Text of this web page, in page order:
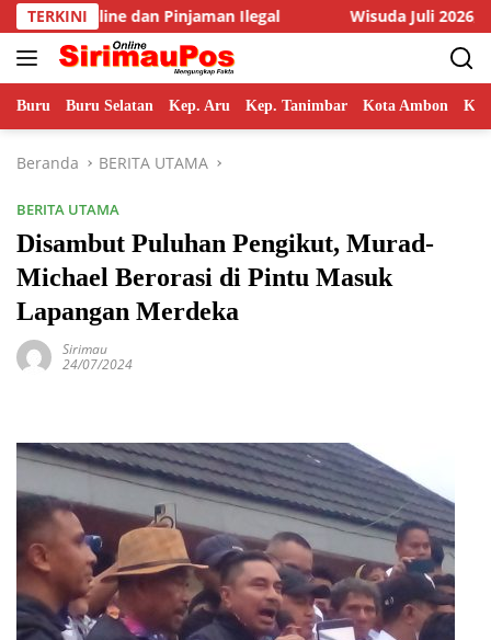
Langsung
ke
konten
TERKINI
Ilegal Wisuda Juli 2026, Rektor Unpatti
Buru Buru Selatan Kep. Aru Kep. Tanimbar Kota Ambon
Beranda BERITA UTAMA
BERITA UTAMA
Disambut Puluhan Pengikut, Murad-
Michael Berorasi di Pintu Masuk
Lapangan Merdeka
Sirimau
24/07/2024